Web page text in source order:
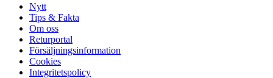
Nytt
Tips & Fakta
Om oss
Returportal
Försäljningsinformation
Cookies
Integritetspolicy